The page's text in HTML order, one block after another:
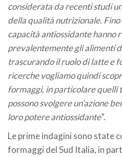
considerata da recenti studi
della qualità nutrizionale. Fino
capacità antiossidante hanno
prevalentemente gli alimenti
trascurando il ruolo di latte e
ricerche vogliamo quindi
formaggi, in particolare quelli
possono svolgere un’azione
loro potere antiossidante”.
Le prime indagini sono state
formaggi del Sud Italia, in